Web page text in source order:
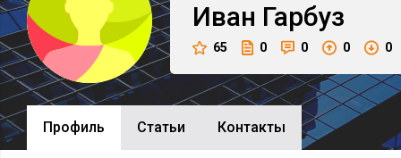
Иван Гарбуз
65 0 0 0 0
Профиль Cтатьи Контакты